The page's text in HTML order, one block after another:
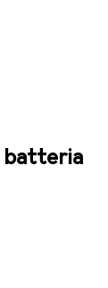
batteria